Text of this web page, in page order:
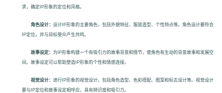
求，确定IP形象的定位和风格。
角色设计： 设计IP形象的主要角色，包括外貌特征、服装造型、个性特点等。角色设计要符合
IP定位，并与目标受众产生共鸣。
故事设定： 为IP形象构建一个有吸引力的故事背景和情节，使角色有生动的背景故事和发展空
间。故事设定可以帮助塑造IP形象的个性和情感连接。
视觉设计： 进行IP形象的视觉设计，包括角色造型、色彩搭配、图案和标志设计等。视觉设计
要与IP定位和故事设定相呼应，具有辨识度和吸引力。